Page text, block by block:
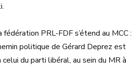
PRL-FDF s’étend au MCC :
politique de Gérard Deprez est
du parti libéral, au sein du MR à